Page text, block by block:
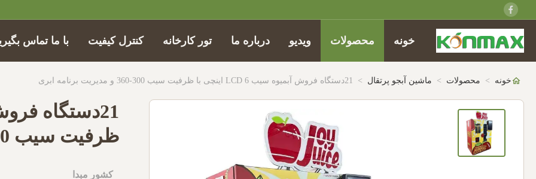
خونه محصولات ویدیو درباره ما تور کارخانه کنترل کیفیت با ما تماس
خونه > محصولات > ماشین آبجو پرتقال > 21دستگاه فروش آبمیوه سیب LCD 6 اینچی با ظرفیت سیب 300-360 و مدیریت برنامه ابری
ظرفیت سیب 300-360 و مدیریت برنامه ابری
کشور مبدا